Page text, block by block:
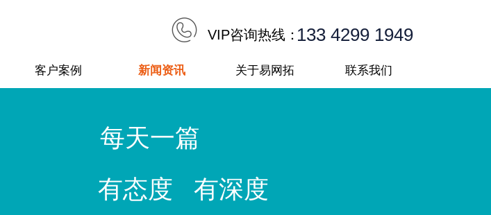
VIP咨询热线：133 4299 1949
客户案例 新闻资讯 关于易网拓 联系我们
每天一篇
有态度 有深度